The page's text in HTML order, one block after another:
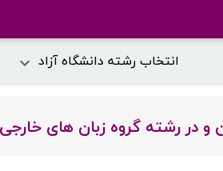
انتخاب رشته دانشگاه آزاد